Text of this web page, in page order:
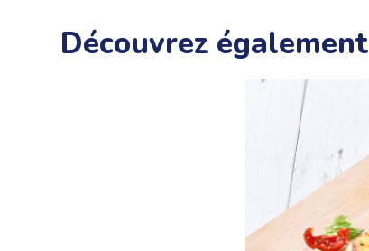
Découvrez également